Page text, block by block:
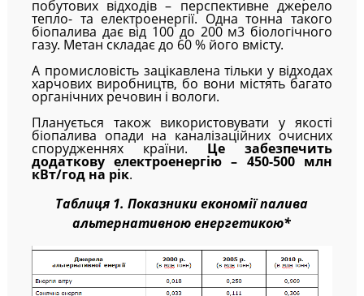
побутових відходів – перспективне джерело
тепло- та електроенергії. Одна тонна такого
біопалива дає від 100 до 200 м3 біологічного
газу. Метан складає до 60 % його вмісту.
А промисловість зацікавлена тільки у відходах
харчових виробництв, бо вони містять багато
органічних речовин і вологи.
Планується також використовувати у якості
біопалива опади на каналізаційних очисних
спорудженнях країни. Це забезпечить
додаткову електроенергію – 450-500 млн
кВт/год на рік.
Таблиця 1. Показники економії палива
альтернативною енергетикою*